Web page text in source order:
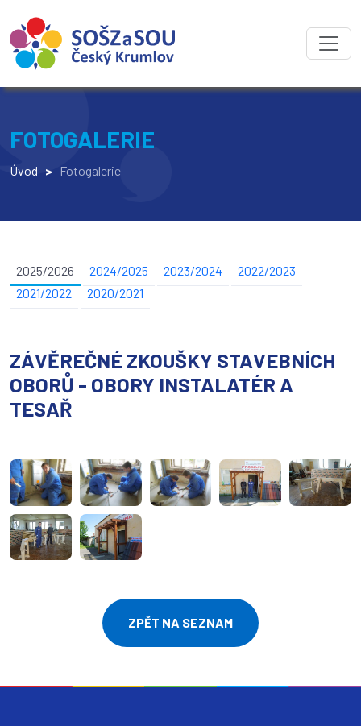
FOTOGALERIE
Úvod > Fotogalerie
2025/2026 2024/2025 2023/2024
2022/2023
2021/2022
2020/2021
ZÁVĚREČNÉ ZKOUŠKY STAVEBNÍCH
OBORŮ - OBORY INSTALATÉR A
TESAŘ
ZPĚT NA SEZNAM